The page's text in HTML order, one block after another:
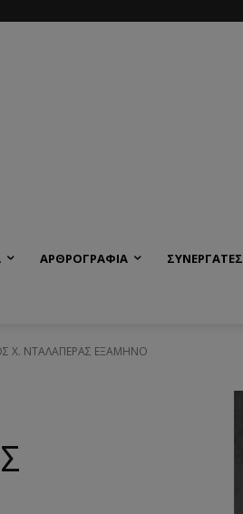
ΑΡΘΡΟΓΡΑΦΙΑ ΣΥΝΕΡΓΑΤΕΣ
Χ. ΝΤΑΛΑΠΕΡΑΣ ΕΞΑΜΗΝΟ